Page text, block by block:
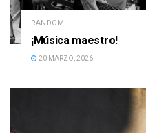
RANDOM
¡Música maestro!
20 MARZO, 2026